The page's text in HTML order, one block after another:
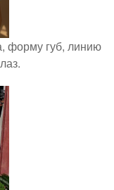
форму губ, линию